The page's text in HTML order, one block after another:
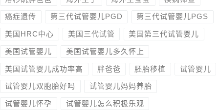
癌症遗传 第三代试管婴儿PGD 第三代试管婴儿PGS
美国HRC中心 美国三代试管 美国第三代试管婴儿
美国试管婴儿 美国试管婴儿多久怀上
美国试管婴儿成功率高 胖爸爸 胚胎移植 试管婴儿
试管婴儿双胞胎好吗 试管婴儿妈妈养胎
试管婴儿怀孕 试管婴儿怎么积极乐观